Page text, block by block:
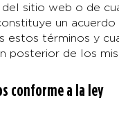
sitio web o de
un
estos términos y
posterior de los
conforme a la ley